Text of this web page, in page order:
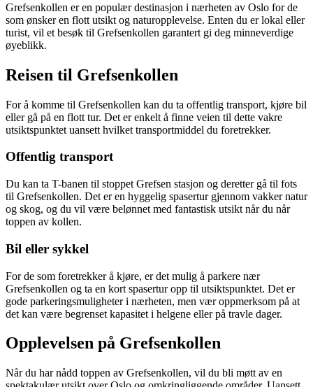
Grefsenkollen er en populær destinasjon i nærheten av Oslo for de
som ønsker en flott utsikt og naturopplevelse. Enten du er lokal eller
turist, vil et besøk til Grefsenkollen garantert gi deg minneverdige
øyeblikk.
Reisen til Grefsenkollen
For å komme til Grefsenkollen kan du ta offentlig transport, kjøre bil
eller gå på en flott tur. Det er enkelt å finne veien til dette vakre
utsiktspunktet uansett hvilket transportmiddel du foretrekker.
Offentlig transport
Du kan ta T-banen til stoppet Grefsen stasjon og deretter gå til fots
til Grefsenkollen. Det er en hyggelig spasertur gjennom vakker natur
og skog, og du vil være belønnet med fantastisk utsikt når du når
toppen av kollen.
Bil eller sykkel
For de som foretrekker å kjøre, er det mulig å parkere nær
Grefsenkollen og ta en kort spasertur opp til utsiktspunktet. Det er
gode parkeringsmuligheter i nærheten, men vær oppmerksom på at
det kan være begrenset kapasitet i helgene eller på travle dager.
Opplevelsen på Grefsenkollen
Når du har nådd toppen av Grefsenkollen, vil du bli møtt av en